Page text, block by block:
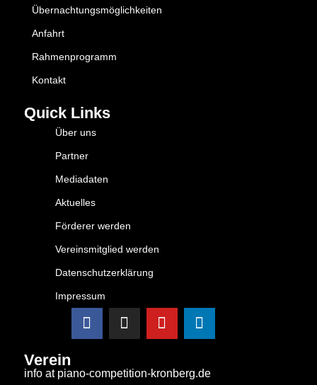
Übernachtungsmöglichkeiten
Anfahrt
Rahmenprogramm
Kontakt
Quick Links
Über uns
Partner
Mediadaten
Aktuelles
Förderer werden
Vereinsmitglied werden
Datenschutzerklärung
Impressum
Verein
info at piano-competition-kronberg.de